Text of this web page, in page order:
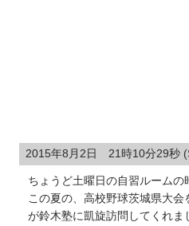
2015年8月2日 21時10分29秒
ちょうど土曜日の自習ルームの
この夏の、高校野球茨城県大
が鈴木塾に凱旋訪問してくれま